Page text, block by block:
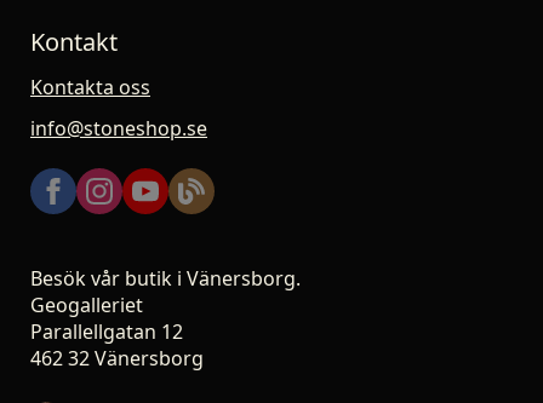
Kontakt
Kontakta oss
info@stoneshop.se
Besök vår butik i Vänersborg.
Geogalleriet
Parallellgatan 12
462 32 Vänersborg